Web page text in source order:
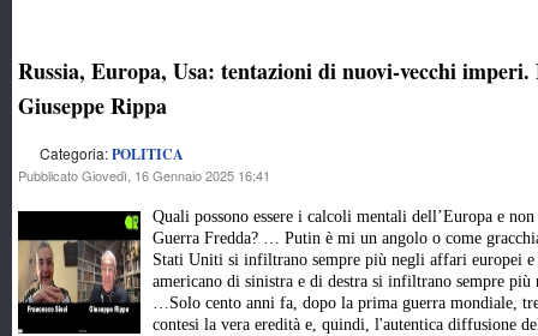
Russia, Europa, Usa: tentazioni di nuovi-vecchi imperi.
Giuseppe Rippa
Categoria:POLITICA
Pubblicato Giovedì, 16 Gennaio 2025 16:41
Quali possono essere i calcoli mentali dell’Europa e
Guerra Fredda? … Putin è mi un angolo o come
Stati Uniti si infiltrano sempre più negli affari europei e
americano di sinistra e di destra si infiltrano sempre più
…Solo cento anni fa, dopo la prima guerra mondiale,
contesi la vera eredità e, quindi, l'autentica diffusione